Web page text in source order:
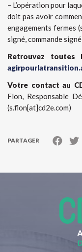
– L’opération pour
doit pas avoir
engagements fermes
signé, commande
Retrouvez toutes
Votre contact au
Flon, Responsable
(s.flon[at]cd2e.com)
PARTAGER